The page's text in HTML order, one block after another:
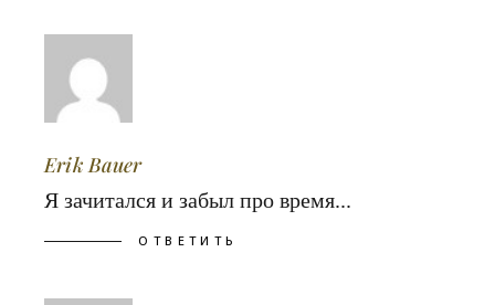
Erik Bauer
Я зачитался и забыл про время...
ОТВЕТИТЬ